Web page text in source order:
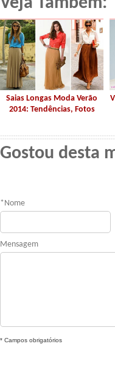
Saias Longas Moda Verão
2014: Tendências, Fotos
Gostou desta
* Nome
Mensagem
* Campos obrigatórios